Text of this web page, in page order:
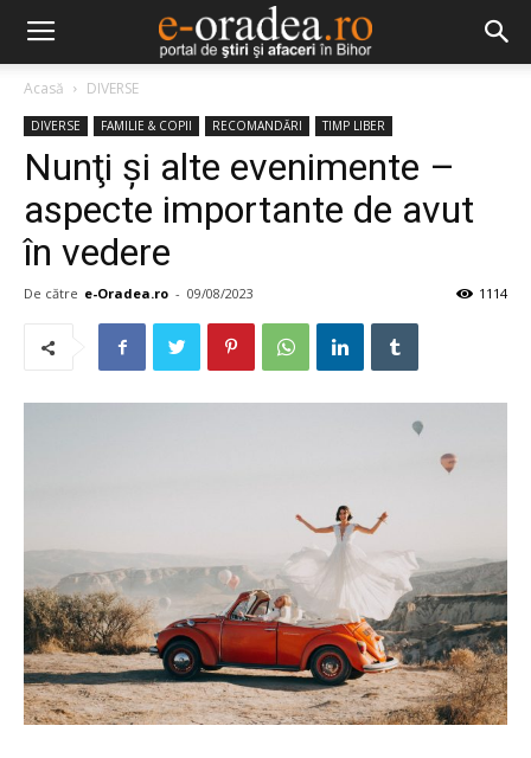
Acasă DIVERSE
DIVERSE FAMILIE & COPII RECOMANDĂRI TIMP LIBER
Nunţi şi alte evenimente –
aspecte importante de avut
în vedere
De către e-Oradea.ro - 09/08/2023 1114